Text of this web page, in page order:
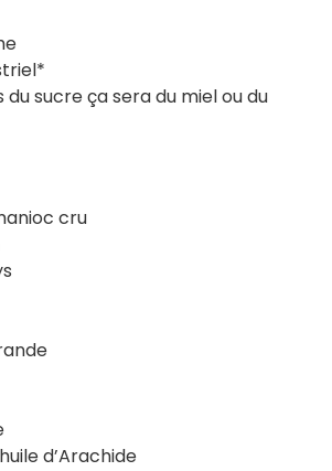
du sucre ça sera du miel ou du
cru
d’Arachide